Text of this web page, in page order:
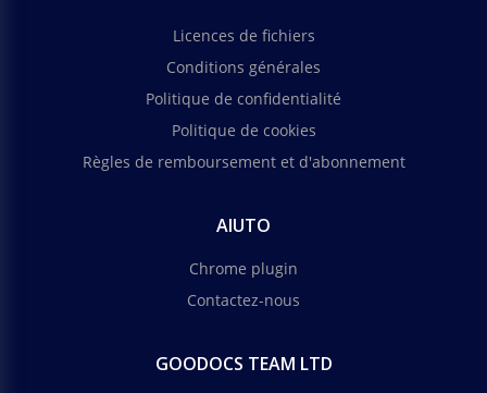
Licences de fichiers
Conditions générales
Politique de confidentialité
Politique de cookies
Règles de remboursement et d'abonnement
AIUTO
Chrome plugin
Contactez-nous
GOODOCS TEAM LTD